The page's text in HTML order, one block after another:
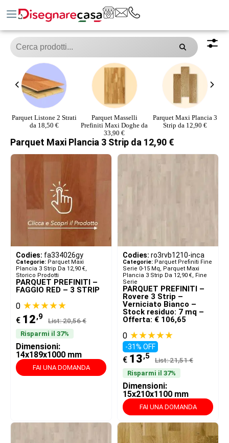
Parquet Masselli
Prefiniti Maxi Doghe da
Parquet Maxi Plancia 3
Strip da 12,90 €
PARQUET MAXI
PLANCIA INTERA 1
Parquet Maxi Plancia 3 Strip da 12,90 €
Codies: fa334026gy
Categorie: Parquet Maxi
Plancia 3 Strip Da 12,90 €,
Storico Prodotti
PARQUET PREFINITI –
FAGGIO RED – 3 STRIP
0 ★★★★★
€ 12,9 List: 20,56 €
Risparmi il 37%
Dimensioni:
14x189x1000 mm
FAI UNA DOMANDA
Codies: ro3rvb1210-inca
Categorie: Parquet Prefiniti Fine
Serie 0-15 Mq, Parquet Maxi
Plancia 3 Strip Da 12,90 €, Fine
Serie
PARQUET PREFINITI –
Rovere 3 Strip –
Verniciato Bianco –
Stock residuo: 7 mq –
Offerta: € 106,65
0 ★★★★★
-31% OFF
€ 13,5 List: 21,51 €
Risparmi il 37%
Dimensioni:
15x210x1100 mm
FAI UNA DOMANDA